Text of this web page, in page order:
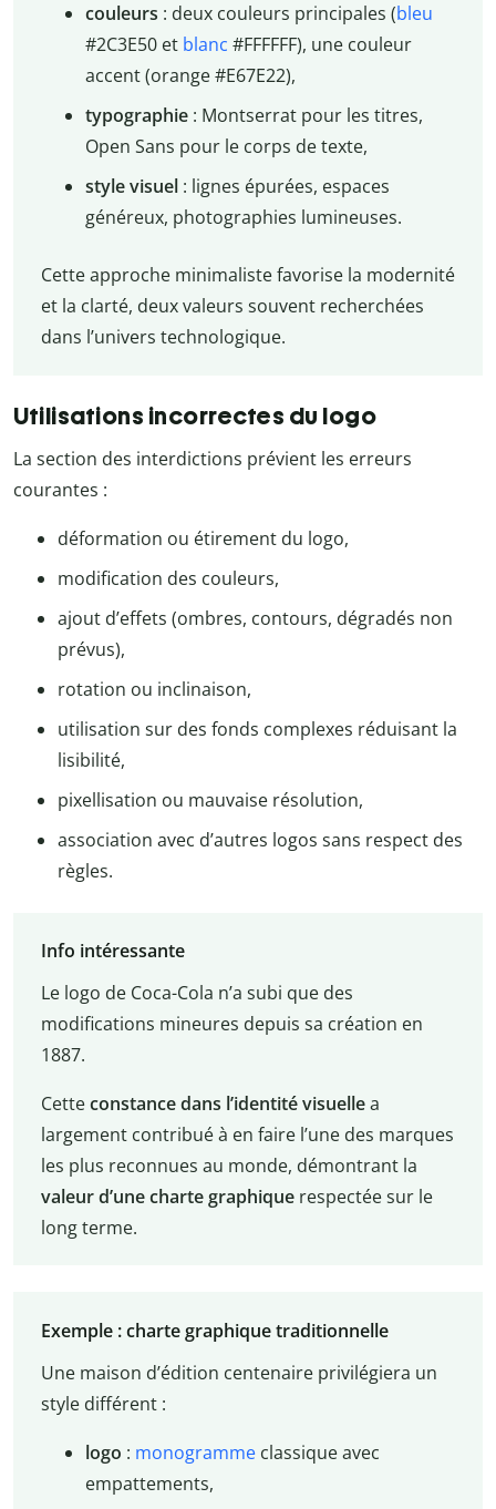
couleurs : deux couleurs principales (bleu
#2C3E50 et blanc #FFFFFF), une couleur
accent (orange #E67E22),
typographie: Montserrat pour les titres,
Open Sans pour le corps de texte,
style visuel: lignes épurées, espaces
généreux, photographies lumineuses.
Cette approche minimaliste favorise la modernité
et la clarté, deux valeurs souvent recherchées
dans l’univers technologique.
Utilisations incorrectes du logo
La section des interdictions prévient les erreurs
courantes :
déformation ou étirement du logo,
modification des couleurs,
ajout d’effets (ombres, contours, dégradés non
prévus),
rotation ou inclinaison,
utilisation sur des fonds complexes réduisant la
lisibilité,
pixellisation ou mauvaise résolution,
association avec d’autres logos sans respect des
règles.
Info intéressante
Le logo de Coca-Cola n’a subi que des
modifications mineures depuis sa création en
1887.
Cetteconstance dans l’identité visuellea
largement contribué à en faire l’une des marques
les plus reconnues au monde, démontrant la
valeur d’une charte graphiquerespectée sur le
long terme.
Exemple : charte graphique traditionnelle
Une maison d’édition centenaire privilégiera un
style différent :
logo : monogrammeclassique avec
empattements,